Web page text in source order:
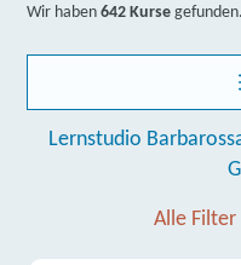
Wir haben642 Kurse gefunden.
Lernstudio
Alle Filter